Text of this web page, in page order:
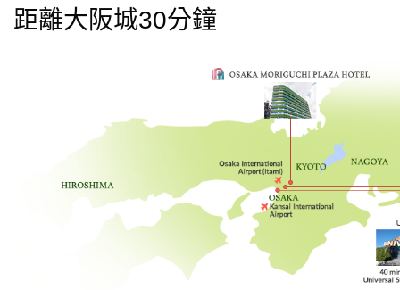
距離大阪城30分鐘